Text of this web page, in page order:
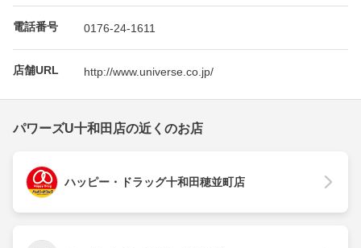
電話番号 0176-24-1611
店舗URL http://www.universe.co.jp/
パワーズU十和田店の近くのお店
ハッピー・ドラッグ十和田穂並町店